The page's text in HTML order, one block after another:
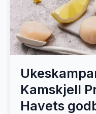
Kamskjell
Havets